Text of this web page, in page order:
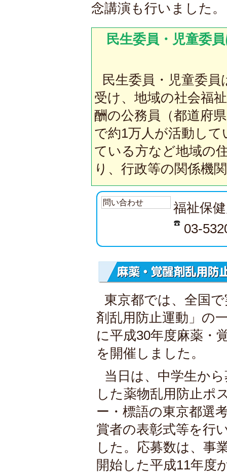
念講演も行いました。
民生委員・児童委
民生委員・児童委
受け、地域の社会福
酬の公務員（都道府
で約1万人が活動し
ている方など地域の
り、行政等の関係機
問い合わせ
福祉保
03-
東京都では、全国
剤乱用防止運動」の
に平成30年度麻薬・
を開催しました。
当日は、中学生か
した薬物乱用防止ポ
ー・標語の東京都選
賞者の表彰式等を行
した。応募数は、事
開始した平成11年度